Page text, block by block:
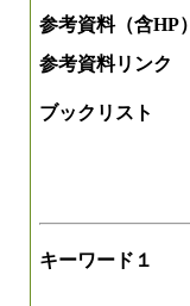
参考資料（含HP）
参考資料リンク
ブックリスト
キーワード１